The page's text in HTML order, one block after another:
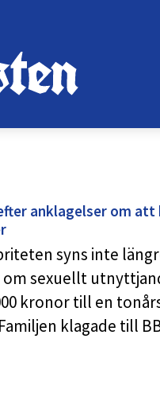
anklagelser om
syns inte
sexuellt
kronor till en
klagade till